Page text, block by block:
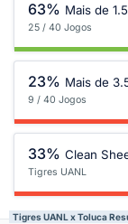
63% Mais de 1.5
25 / 40 Jogos
23% Mais de
9 / 40 Jogos
33% Clean
Tigres UANL
Tigres UANL x Toluca